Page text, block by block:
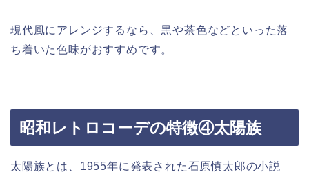
現代風にアレンジするなら、黒や茶色などといった落
ち着いた色味がおすすめです。
昭和レトロコーデの特徴④太陽族
太陽族とは、1955年に発表された石原慎太郎の小説